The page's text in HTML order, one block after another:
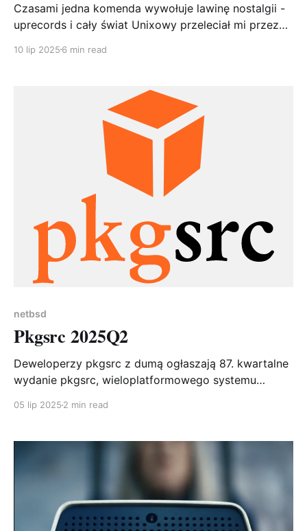
Czasami jedna komenda wywołuje lawinę nostalgii -
uprecords i cały świat Unixowy przeleciał mi przez
---------+-----------------------------------------------
7.0_STABLE Sat Jan
10 lip 2025 6 min read
netbsd
Pkgsrc 2025Q2
Deweloperzy pkgsrc z dumą ogłaszają 87. kwartalne
wydanie pkgsrc, wieloplatformowego systemu
pakietów, oferując wsparcie dla szerokiej gamy
wydania pkgsrc-2025Q1 dodano 132 nowe pakiety,
usunięto 168 pakietów. To imponujący zestaw zmian,
05 lip 2025 2 min read